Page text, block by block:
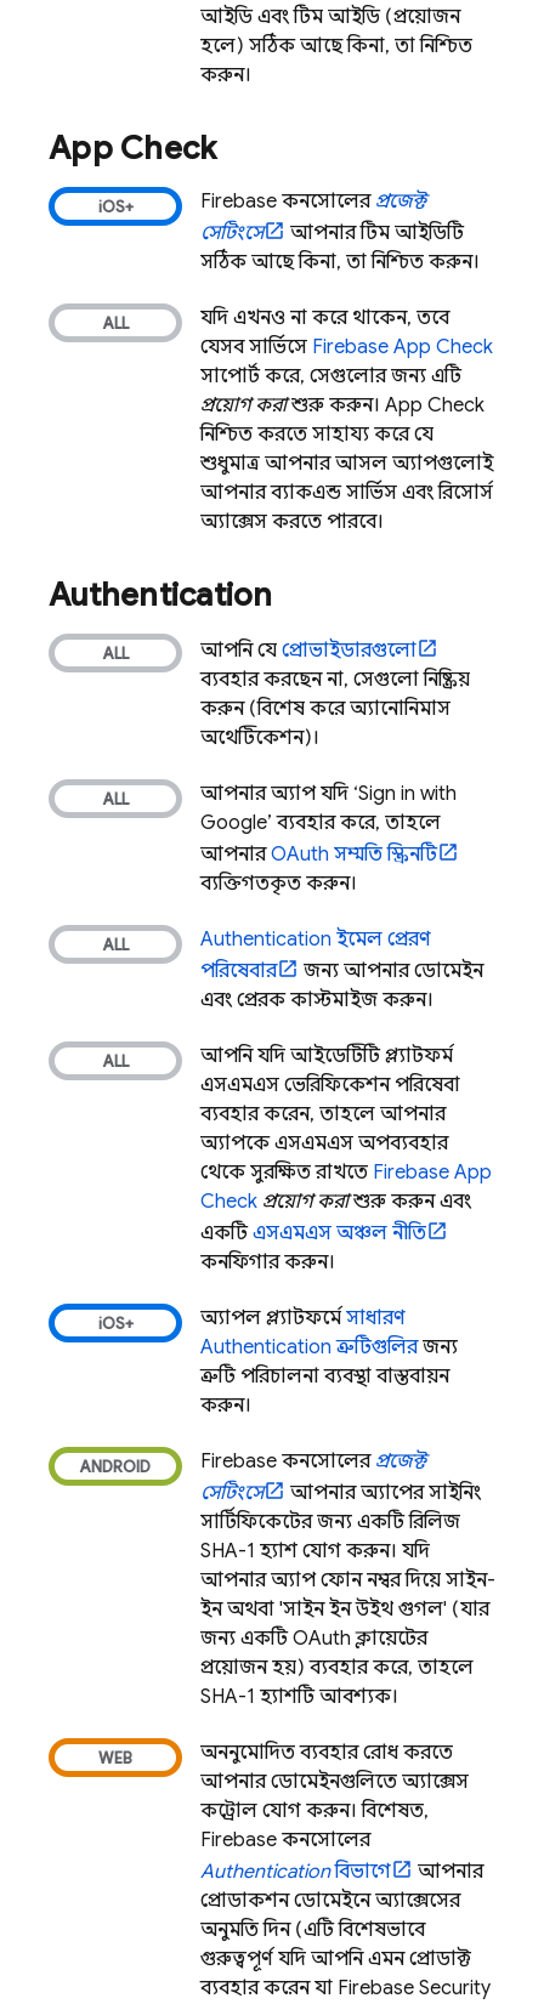
আইডি এবং টিম আইডি (প্রয়োজন
হলে) সঠিক আছে কিনা, তা নিশ্চিত
করুন।
App Check
Firebase কনসোলের প্রজেক্ট
সেটিংসে
আপনার টিম আইডিটি
সঠিক আছে কিনা, তা নিশ্চিত করুন।
যদি এখনও না করে থাকেন, তবে
যেসব সার্ভিসে Firebase App Check
সাপোর্ট করে, সেগুলোর জন্য এটি
প্রয়োগ করাশুরু করুন। App Check
নিশ্চিত করতে সাহায্য করে যে
শুধুমাত্র আপনার আসল অ্যাপগুলোই
আপনার ব্যাকএন্ড সার্ভিস এবং রিসোর্স
অ্যাক্সেস করতে পারবে।
Authentication
আপনি যে প্রোভাইডারগুলো
ব্যবহার করছেন না, সেগুলো নিষ্ক্রিয়
করুন (বিশেষ করে অ্যানোনিমাস
অথেন্টিকেশন)।
আপনার অ্যাপ যদি ‘Sign in with
Google’ ব্যবহার করে, তাহলে
আপনারOAuth সম্মতি স্ক্রিনটি
ব্যক্তিগতকৃত করুন।
Authentication ইমেল প্রেরণ
পরিষেবার
জন্য আপনার ডোমেইন
এবং প্রেরক কাস্টমাইজ করুন।
আপনি যদি আইডেন্টিটি প্ল্যাটফর্ম
এসএমএস ভেরিফিকেশন পরিষেবা
ব্যবহার করেন, তাহলে আপনার
অ্যাপকে এসএমএস অপব্যবহার
থেকে সুরক্ষিত রাখতে Firebase App
Check প্রয়োগ করাশুরু করুন এবং
একটিএসএমএস অঞ্চল নীতি
কনফিগার করুন।
অ্যাপল প্ল্যাটফর্মে সাধারণ
Authentication ত্রুটিগুলিরজন্য
ত্রুটি পরিচালনা ব্যবস্থা বাস্তবায়ন
করুন।
Firebase কনসোলের প্রজেক্ট
সেটিংসে
আপনার অ্যাপের সাইনিং
সার্টিফিকেটের জন্য একটি রিলিজ
SHA-1 হ্যাশ যোগ করুন। যদি
আপনার অ্যাপ ফোন নম্বর দিয়ে সাইন-
ইন অথবা 'সাইন ইন উইথ গুগল' (যার
জন্য একটি OAuth ক্লায়েন্টের
প্রয়োজন হয়) ব্যবহার করে, তাহলে
SHA-1 হ্যাশটি আবশ্যক।
অননুমোদিত ব্যবহার রোধ করতে
আপনার ডোমেইনগুলিতে অ্যাক্সেস
কন্ট্রোল যোগ করুন। বিশেষত,
Firebase কনসোলের
Authenticationবিভাগে
আপনার
প্রোডাকশন ডোমেইনে অ্যাক্সেসের
অনুমতি দিন (এটি বিশেষভাবে
গুরুত্বপূর্ণ যদি আপনি এমন প্রোডাক্ট
ব্যবহার করেন যা Firebase Security